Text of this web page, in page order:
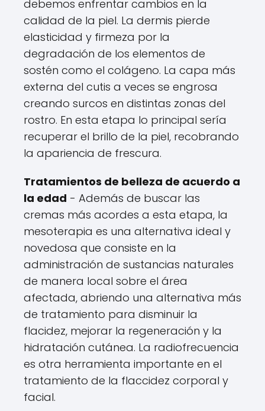
debemos enfrentar cambios en la
calidad de la piel. La dermis pierde
elasticidad y firmeza por la
degradación de los elementos de
sostén como el colágeno. La capa más
externa del cutis a veces se engrosa
creando surcos en distintas zonas del
rostro. En esta etapa lo principal sería
recuperar el brillo de la piel, recobrando
la apariencia de frescura.
Tratamientos de belleza de acuerdo a
la edad - Además de buscar las
cremas más acordes a esta etapa, la
mesoterapia es una alternativa ideal y
novedosa que consiste en la
administración de sustancias naturales
de manera local sobre el área
afectada, abriendo una alternativa más
de tratamiento para disminuir la
flacidez, mejorar la regeneración y la
hidratación cutánea. La radiofrecuencia
es otra herramienta importante en el
tratamiento de la flaccidez corporal y
facial.